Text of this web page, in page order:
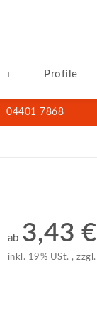
Profile
04401 7868
ab 3,43 €
inkl. 19% USt. , zzgl.